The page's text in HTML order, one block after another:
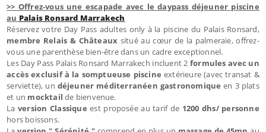
>> Offrez-vous une escapade avec le daypass déjeuner piscine
au Palais Ronsard Marrakech
Réservez votre Day Pass adultes only à la piscine du Palais Ronsard,
membre Relais & Châteaux situé au cœur de la palmeraie, offrez-
vous une parenthèse bien-être dans un cadre exceptionnel.
Les Day Pass Palais Ronsard Marrakech incluent 2 formules avec un
accès exclusif à la somptueuse piscine extérieure (avec transat &
serviette), un déjeuner méditerranéen gastronomique en 3 plats
et un mocktailde bienvenue.
La version Classique est proposée au tarif de 1200 dhs/ personne
hors boissons.